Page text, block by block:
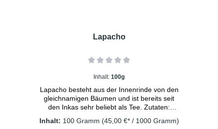
Lapacho
Inhalt: 100g
Lapacho besteht aus der Innenrinde von den
gleichnamigen Bäumen und ist bereits seit
den Inkas sehr beliebt als Tee. Zutaten:
Wasser geben und 5-10 Minuten bei niedriger
Inhalt: 100 Gramm (45,00 €* / 1000 Gramm)